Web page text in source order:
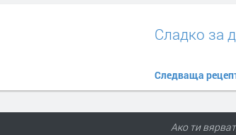
Сладко за
Следваща
Ако ти